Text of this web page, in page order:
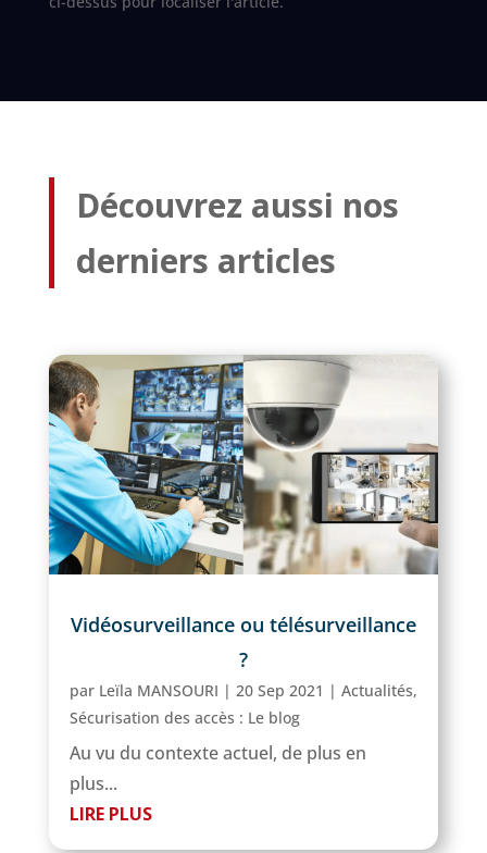
Découvrez aussi nos
derniers articles
Vidéosurveillance ou télésurveillance
?
par Leïla MANSOURI | 20 Sep 2021 | Actualités,
Sécurisation des accès : Le blog
Au vu du contexte actuel, de plus en
plus...
LIRE PLUS